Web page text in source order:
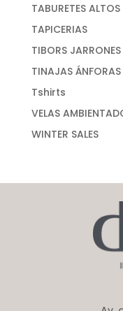
TABURETES ALTOS
TAPICERIAS
TIBORS JARRONES
TINAJAS ÁNFORAS
Tshirts
VELAS
WINTER SALES